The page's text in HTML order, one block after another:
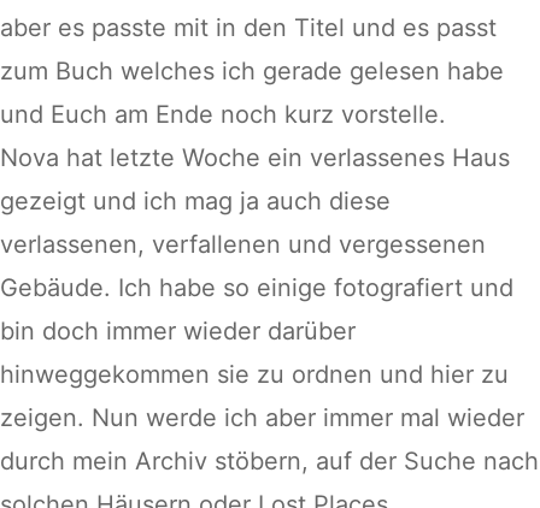
aber es passte mit in den Titel und es passt
zum Buch welches ich gerade gelesen habe
und Euch am Ende noch kurz vorstelle.
Nova hat letzte Woche ein verlassenes Haus
gezeigt und ich mag ja auch diese
verlassenen, verfallenen und vergessenen
Gebäude. Ich habe so einige fotografiert und
bin doch immer wieder darüber
hinweggekommen sie zu ordnen und hier zu
zeigen. Nun werde ich aber immer mal wieder
durch mein Archiv stöbern, auf der Suche nach